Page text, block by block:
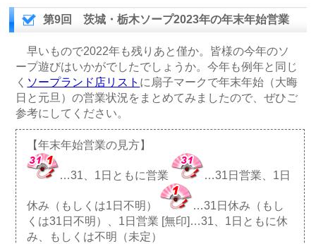
第9回 茨城・栃木ソープ2023年の年末年始営業
早いもので2022年も残りあと僅か。皆様の今年のソ
ープ遊びはいかがでしたでしょうか。今年も例年と同じ
く ソープランド店リスト に扇子マークで年末年始（大晦
日と元旦）の営業状況をまとめてみましたので、ぜひご
参考にしてください。
【年末年始営業の見方】
…31、1日ともに営業 …31日営業、1日
休み（もしくは1日不明）
…31日休み（もし
くは31日不明）、1日営業 [無印]…31、1日ともに休
み、もしくは不明（未定）